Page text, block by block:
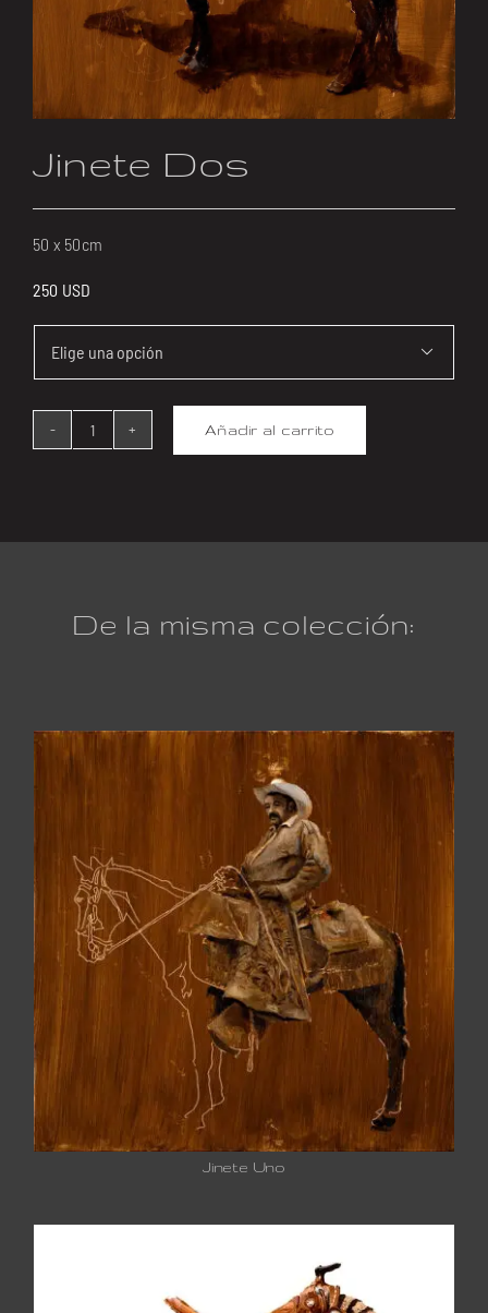
Jinete Dos
50 x 50cm
250 USD

Jinete
Añadir al carrito
De la misma colección:
Jinete Uno